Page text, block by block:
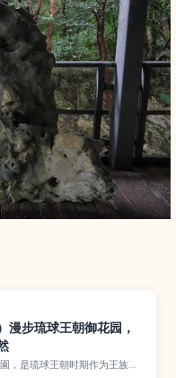
漫步琉球王朝御花园，
，是琉球王朝时期作为王族别